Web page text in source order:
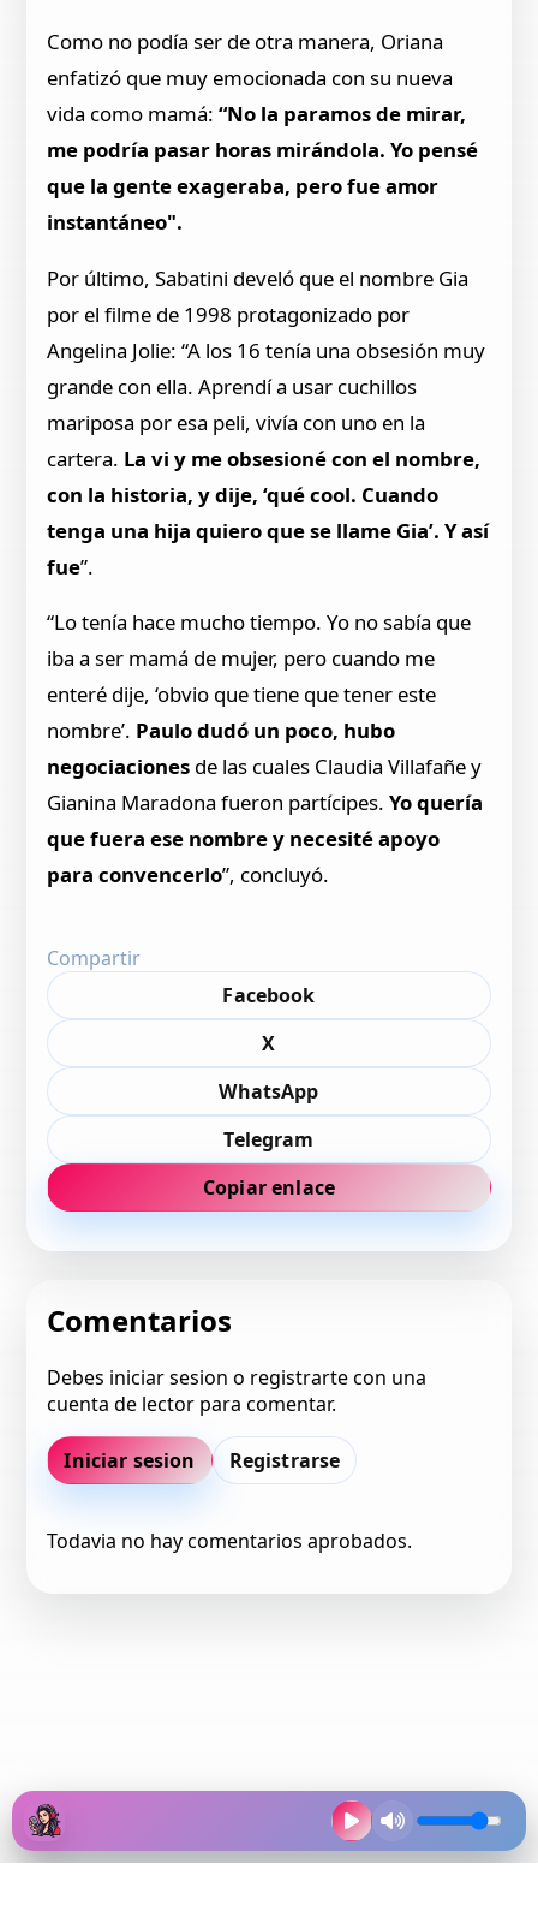
Como no podía ser de otra manera, Oriana
enfatizó que muy emocionada con su nueva
vida como mamá: “No la paramos de mirar,
me podría pasar horas mirándola. Yo pensé
que la gente exageraba, pero fue amor
instantáneo".
Por último, Sabatini develó que el nombre Gia
por el filme de 1998 protagonizado por
Angelina Jolie: “A los 16 tenía una obsesión muy
grande con ella. Aprendí a usar cuchillos
mariposa por esa peli, vivía con uno en la
cartera. La vi y me obsesioné con el nombre,
con la historia, y dije, ‘qué cool. Cuando
tenga una hija quiero que se llame Gia’. Y así
fue”.
“Lo tenía hace mucho tiempo. Yo no sabía que
iba a ser mamá de mujer, pero cuando me
enteré dije, ‘obvio que tiene que tener este
nombre’. Paulo dudó un poco, hubo
negociaciones de las cuales Claudia Villafañe y
Gianina Maradona fueron partícipes.Yo quería
que fuera ese nombre y necesité apoyo
para convencerlo”, concluyó.
Compartir
Facebook
X
WhatsApp
Telegram
Copiar enlace
Comentarios
Debes iniciar sesion o registrarte con una
cuenta de lector para comentar.
Iniciar sesion Registrarse
Todavia no hay comentarios aprobados.